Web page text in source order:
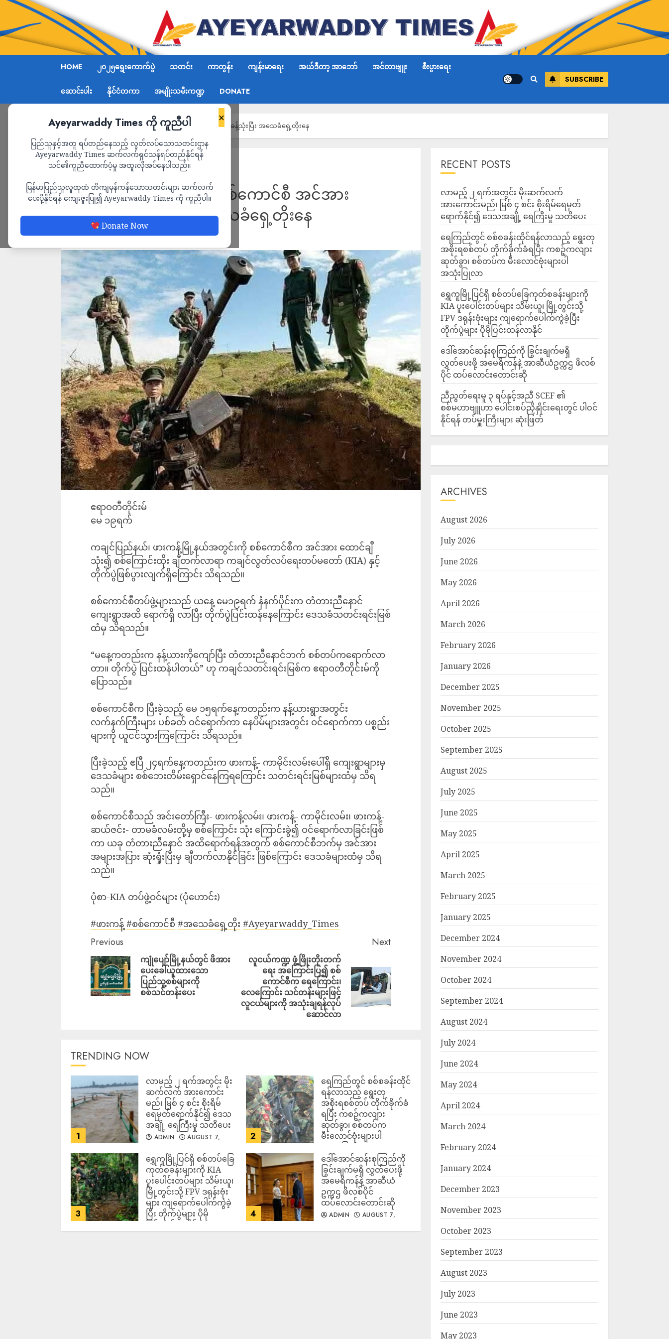
HOME ၂၀၂၅ရွေးကောက်ပွဲ သတင်း ကာတွန်း ကျန်းမာရေး အယ်ဒီတာ့ အာဘော် အင်တာဗျူး စီးပွားရေး
ဆောင်းပါး နိုင်ငံတကာ အမျိုးသမီးကဏ္ဍ DONATE
SUBSCRIBE
×
Ayeyarwaddy Times ကို ကူညီပါ
ပြည်သူနှင့်အတူ ရပ်တည်နေသည့် လွတ်လပ်သောသတင်းဌာန
Ayeyarwaddy Times ဆက်လက်ရှင်သန်ရပ်တည်နိုင်ရန်
သင်၏ကူညီထောက်ပံ့မှု အထူးလိုအပ်နေပါသည်။
မြန်မာပြည်သူလူထုထံ တိကျမှန်ကန်သောသတင်းများ ဆက်လက်
ပေးပို့နိုင်ရန် ကျေးဇူးပြု၍ Ayeyarwaddy Times ကို ကူညီပါ။
Donate Now
Home ဖားကန့်ကို ရောက်ဖို့ စစ်ကောင်စီ အင်အား ၁၀၀၀ ခန့်သုံးပြီး အသေခံရှေ့တိုးနေ
သတင်း
ဖားကန့်ကို ရောက်ဖို့ စစ်ကောင်စီ အင်အား
၁၀၀၀ ခန့်သုံးပြီး အသေခံရှေ့တိုးနေ
ADMIN MAY 19, 2025
ဧရာဝတီတိုင်းမ်
မေ ၁၉ရက်
ကချင်ပြည်နယ်၊ ဖားကန့်မြို့နယ်အတွင်းကို စစ်ကောင်စီက အင်အား ထောင်ချီ
သုံး၍ စစ်ကြောင်းထိုး ချီတက်လာရာ ကချင်လွတ်လပ်ရေးတပ်မတော် (KIA) နှင့်
တိုက်ပွဲဖြစ်ပွားလျက်ရှိကြောင်း သိရသည်။
စစ်ကောင်စီတပ်ဖွဲ့များသည် ယနေ့ မေ၁၉ရက် နံနက်ပိုင်းက တံတားညီနောင်
ကျေးရွာအထိ ရောက်ရှိ လာပြီး တိုက်ပွဲပြင်းထန်နေကြောင်း ဒေသခံသတင်းရင်းမြစ်
ထံမှ သိရသည်။
“မနေ့ကတည်းက နန့်ယားကိုကျော်ပြီး တံတားညီနောင်ဘက် စစ်တပ်ကရောက်လာ
တာ။ တိုက်ပွဲ ပြင်းထန်ပါတယ်” ဟု ကချင်သတင်းရင်းမြစ်က ဧရာဝတီတိုင်းမ်ကို
ပြောသည်။
စစ်ကောင်စီက ပြီးခဲ့သည့် မေ ၁၅ရက်နေ့ကတည်းက နန့်ယားရွာအတွင်း
လက်နက်ကြီးများ ပစ်ခတ် ဝင်ရောက်ကာ နေပိမ်များအတွင်း ဝင်ရောက်ကာ ပစ္စည်း
များကို ယူငင်သွားကြကြောင်း သိရသည်။
ပြီးခဲ့သည့် ဧပြီ ၂၄ရက်နေ့ကတည်းက ဖားကန့်- ကာမိုင်းလမ်းပေါ်ရှိ ကျေးရွာများမှ
ဒေသခံများ စစ်ဘေးတိမ်းရှောင်နေကြရကြောင်း သတင်းရင်းမြစ်များထံမှ သိရ
သည်။
စစ်ကောင်စီသည် အင်းတော်ကြီး- ဖားကန့်လမ်း၊ ဖားကန့်- ကာမိုင်းလမ်း၊ ဖားကန့်-
ဆယ်ဇင်း- တာမခံလမ်းတို့မှ စစ်ကြောင်း သုံး ကြောင်းခွဲ၍ ဝင်ရောက်လာခြင်းဖြစ်
ကာ ယခု တံတားညီနောင် အထိရောက်ရန်အတွက် စစ်ကောင်စီဘက်မှ အင်အား
အများအပြား ဆုံးရှုံးပြီးမှ ချီတက်လာနိုင်ခြင်း ဖြစ်ကြောင်း ဒေသခံများထံမှ သိရ
သည်။
ပုံစာ-KIA တပ်ဖွဲ့ဝင်များ (ပုံဟောင်း)
#ဖားကန့် #စစ်ကောင်စီ #အသေခံရှေ့တိုး #Ayeyarwaddy_Times
Previous
ကျုံပျော်မြို့နယ်တွင် ဖိအား
ပေးခေါ်ယူထားသော
ပြည်သူ့စစ်များကို
စစ်သင်တန်းပေး
Next
လူငယ်ကဏ္ဍ ဖွံ့ဖြိုးတိုးတက်
ရေး အကြောင်းပြ၍ စစ်
ကောင်စီက ရေကြောင်း၊
လေကြောင်း သင်တန်းများဖြင့်
လူငယ်များကို အသုံးချရန်လုပ်
ဆောင်လာ
TRENDING NOW
1
လာမည့် ၂ ရက်အတွင်း မိုး
ဆက်လက် အားကောင်း
မည်၊ မြစ် ၄ စင်း စိုးရိမ်
ရေမှတ်ရောက်နိုင်၍ ဒေသ
အချို့ ရေကြီးမှု သတိပေး
ADMIN
AUGUST 7,
2
ရေကြည်တွင် စစ်စခန်းထိုင်
ရန်လာသည့် ရွေးတု
အစိုးရစစ်တပ် တိုက်ခိုက်ခံ
ရပြီး ကစဉ့်ကလျား
ဆုတ်ခွာ၊ စစ်တပ်က
မီးလောင်ဗုံးများပါ
အသုံးပြုလာ
ADMIN
AUGUST 7,
2026
3
‎ရွှေကူမြို့ပြင်ရှိ စစ်တပ်ခြေ
ကုတ်စခန်းများကို KIA
ပူးပေါင်းတပ်များ သိမ်းယူ၊
မြို့တွင်းသို့ FPV ဒရုန်းဗုံး
များ ကျရောက်ပေါက်ကွဲခဲ့
ပြီး တိုက်ပွဲများ ပိုမို
ပြင်းထန်လာနိုင်
4
ဒေါ်အောင်ဆန်းစုကြည်ကို
ခြွင်းချက်မရှိ လွှတ်ပေးဖို့
အမေရိကန်နဲ့ အာဆီယံ
ဥက္ကဌ ဖိလစ်ပိုင်
ထပ်လောင်းတောင်းဆို
ADMIN
AUGUST 7,
RECENT POSTS
လာမည့် ၂ ရက်အတွင်း မိုးဆက်လက်
အားကောင်းမည်၊ မြစ် ၄ စင်း စိုးရိမ်ရေမှတ်
ရောက်နိုင်၍ ဒေသအချို့ ရေကြီးမှု သတိပေး
ရေကြည်တွင် စစ်စခန်းထိုင်ရန်လာသည့် ရွေးတု
အစိုးရစစ်တပ် တိုက်ခိုက်ခံရပြီး ကစဉ့်ကလျား
ဆုတ်ခွာ၊ စစ်တပ်က မီးလောင်ဗုံးများပါ
အသုံးပြုလာ
‎ရွှေကူမြို့ပြင်ရှိ စစ်တပ်ခြေကုတ်စခန်းများကို
KIA ပူးပေါင်းတပ်များ သိမ်းယူ၊ မြို့တွင်းသို့
FPV ဒရုန်းဗုံးများ ကျရောက်ပေါက်ကွဲခဲ့ပြီး
တိုက်ပွဲများ ပိုမိုပြင်းထန်လာနိုင်
ဒေါ်အောင်ဆန်းစုကြည်ကို ခြွင်းချက်မရှိ
လွှတ်ပေးဖို့ အမေရိကန်နဲ့ အာဆီယံဥက္ကဌ ဖိလစ်
ပိုင် ထပ်လောင်းတောင်းဆို
ညီညွတ်ရေးမူ ၃ ရပ်နှင့်အညီ SCEF ၏
စစ်မဟာဗျူဟာ ပေါင်းစပ်ညှိနှိုင်းရေးတွင် ပါဝင်
နိုင်ရန် တပ်မှူးကြီးများ ဆုံးဖြတ်
ARCHIVES
August 2026
July 2026
June 2026
May 2026
April 2026
March 2026
February 2026
January 2026
December 2025
November 2025
October 2025
September 2025
August 2025
July 2025
June 2025
May 2025
April 2025
March 2025
February 2025
January 2025
December 2024
November 2024
October 2024
September 2024
August 2024
July 2024
June 2024
May 2024
April 2024
March 2024
February 2024
January 2024
December 2023
November 2023
October 2023
September 2023
August 2023
July 2023
June 2023
May 2023